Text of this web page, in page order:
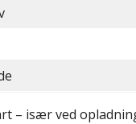
– især ved